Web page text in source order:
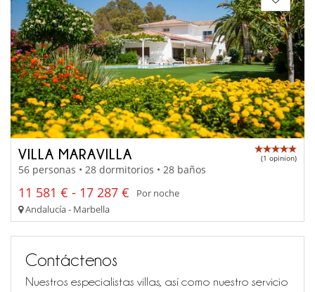
VILLA MARAVILLA (1 opinion)
56 personas • 28 dormitorios • 28 baños
11 581 € - 17 287 €
Por noche
Andalucía - Marbella
Contáctenos
Nuestros especialistas villas, así como nuestro servicio